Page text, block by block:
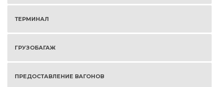
ТЕРМИНАЛ
ГРУЗОБАГАЖ
ПРЕДОСТАВЛЕНИЕ ВАГОНОВ